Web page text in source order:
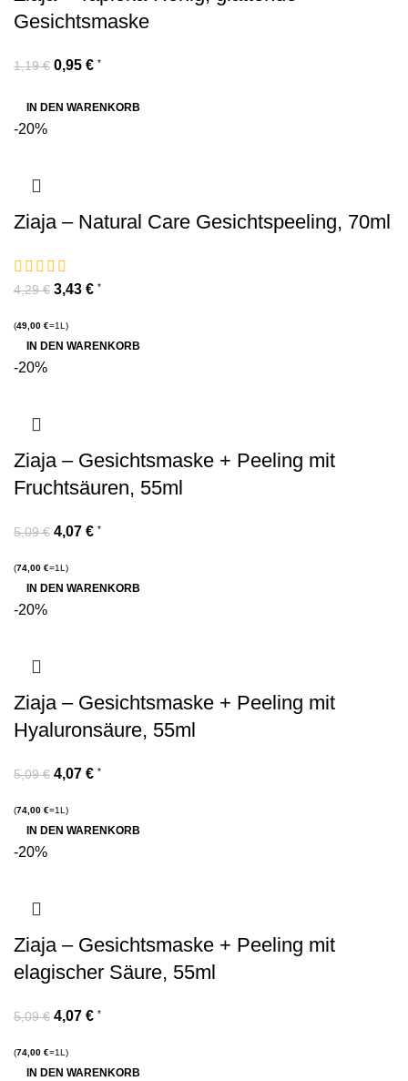
Gesichtsmaske
1,19€ 0,95 € *
IN DEN WARENKORB
-20%
Ziaja – Natural Care Gesichtspeeling, 70ml
4,29€ 3,43 € *
(49,00 €=1L)
IN DEN WARENKORB
-20%
Ziaja – Gesichtsmaske + Peeling mit
Fruchtsäuren, 55ml
5,09€ 4,07 € *
(74,00 €=1L)
IN DEN WARENKORB
-20%
Ziaja – Gesichtsmaske + Peeling mit
Hyaluronsäure, 55ml
5,09€ 4,07 € *
(74,00 €=1L)
IN DEN WARENKORB
-20%
Ziaja – Gesichtsmaske + Peeling mit
elagischer Säure, 55ml
5,09€ 4,07 € *
(74,00 €=1L)
IN DEN WARENKORB